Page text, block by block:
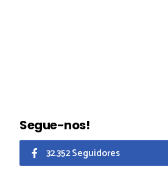
Segue-nos!
32.352 Seguidores